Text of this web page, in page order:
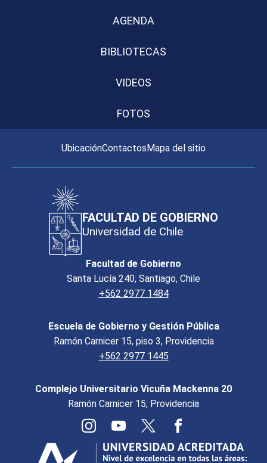
AGENDA
BIBLIOTECAS
VIDEOS
FOTOS
UbicaciónContactosMapa del sitio
FACULTAD DE GOBIERNO
Universidad de Chile
Facultad de Gobierno
Santa Lucía 240, Santiago, Chile
+562 2977 1484
Escuela de Gobierno y Gestión Pública
Ramón Carnicer 15, piso 3, Providencia
+562 2977 1445
Complejo Universitario Vicuña Mackenna 20
Ramón Carnicer 15, Providencia